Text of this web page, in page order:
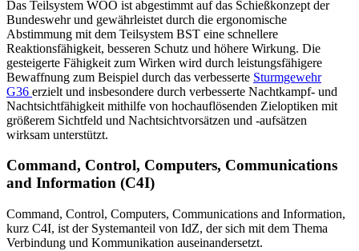
Das Teilsystem WOO ist abgestimmt auf das Schießkonzept der
Bundeswehr und gewährleistet durch die ergonomische
Abstimmung mit dem Teilsystem BST eine schnellere
Reaktionsfähigkeit, besseren Schutz und höhere Wirkung. Die
gesteigerte Fähigkeit zum Wirken wird durch leistungsfähigere
Bewaffnung zum Beispiel durch das verbesserte Sturmgewehr
G36 erzielt und insbesondere durch verbesserte Nachtkampf- und
Nachtsichtfähigkeit mithilfe von hochauflösenden Zieloptiken mit
größerem Sichtfeld und Nachtsichtvorsätzen und -aufsätzen
wirksam unterstützt.
Command, Control, Computers, Communications
and Information (C4I)
Command, Control, Computers, Communications and Information,
kurz C4I, ist der Systemanteil von IdZ, der sich mit dem Thema
Verbindung und Kommunikation auseinandersetzt.